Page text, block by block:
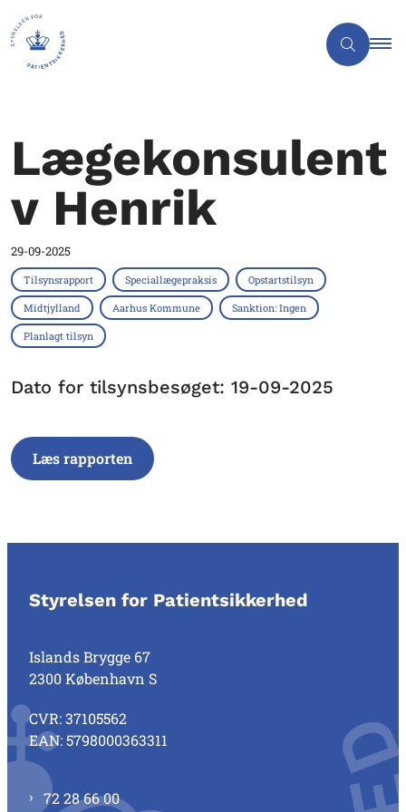
Lægekonsulent
v Henrik
29-09-2025
Tilsynsrapport Speciallægepraksis Opstartstilsyn
Midtjylland Aarhus Kommune Sanktion: Ingen
Planlagt tilsyn
Dato for tilsynsbesøget: 19-09-2025
Læs rapporten
Styrelsen for Patientsikkerhed
Islands Brygge 67
2300 København S
CVR: 37105562
EAN: 5798000363311
72 28 66 00